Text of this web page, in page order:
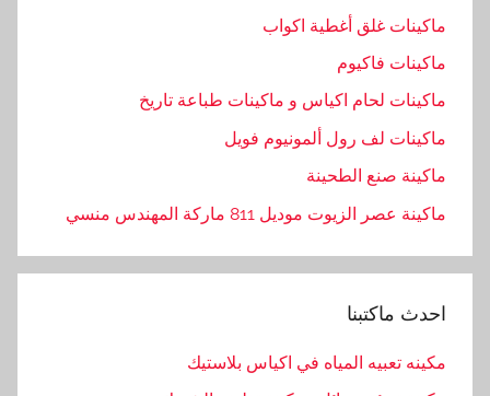
ماكينات غلق أغطية اكواب
ماكينات فاكيوم
ماكينات لحام اكياس و ماكينات طباعة تاريخ
ماكينات لف رول ألمونيوم فويل
ماكينة صنع الطحينة
ماكينة عصر الزيوت موديل 811 ماركة المهندس منسي
احدث ماكتبنا
مكينه تعبيه المياه في اكياس بلاستيك